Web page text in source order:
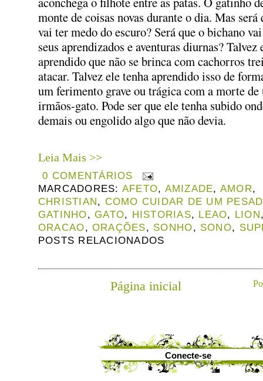
monte de coisas novas durante o dia. Mas será
vai ter medo do escuro? Será que o bichano
seus aprendizados e aventuras diurnas? Talvez
aprendido que não se brinca com cachorros
atacar. Talvez ele tenha aprendido isso de
um ferimento grave ou trágica com a morte de
irmãos-gato. Pode ser que ele tenha subido
demais ou engolido algo que não devia.
Leia Mais >>
0 COMENTÁRIOS
MARCADORES: AFETO, AMIZADE, AMOR,
CHRISTIAN, COMO CUIDAR DE UM
GATINHO,GATO, HISTORIAS, LEAO, LION
ORACAO, ORAÇÕES, SONHO, SONO,
POSTS RELACIONADOS
Página inicial
Conecte-se